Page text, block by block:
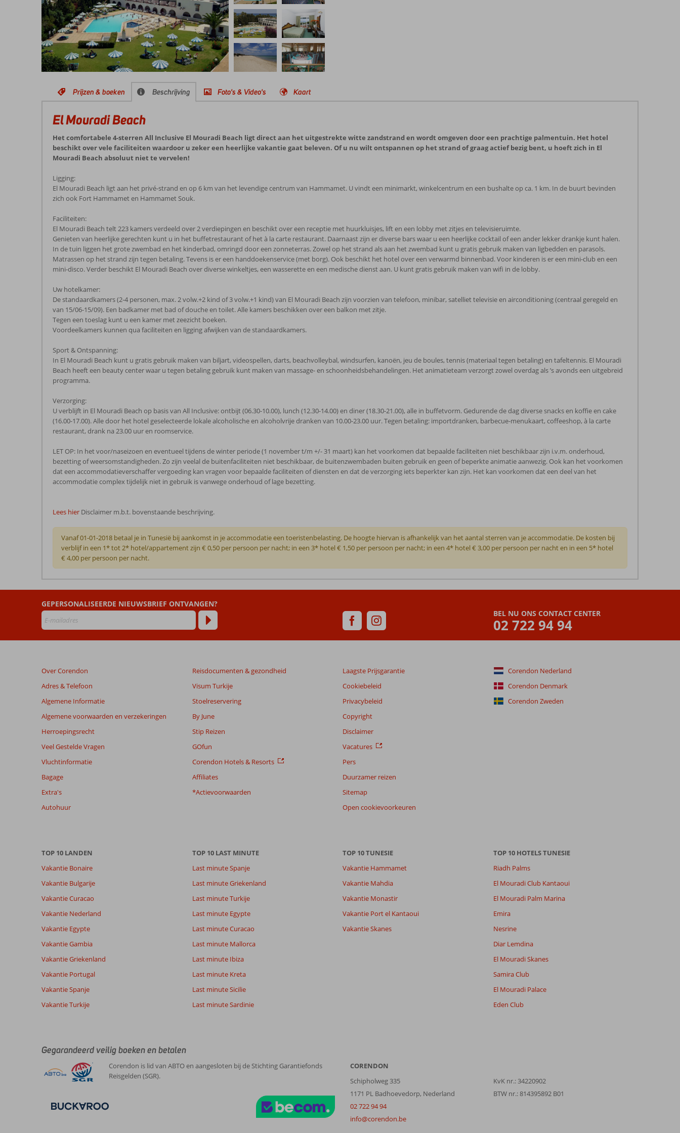
Prijzen & boeken Beschrijving Foto's & Video's Kaart
El Mouradi Beach
Het comfortabele 4-sterren All Inclusive El Mouradi Beach ligt direct aan het uitgestrekte witte zandstrand en wordt omgeven door een prachtige palmentuin. Het hotel
beschikt over vele faciliteiten waardoor u zeker een heerlijke vakantie gaat beleven. Of u nu wilt ontspannen op het strand of graag actief bezig bent, u hoeft zich in El
Mouradi Beach absoluut niet te vervelen!
Ligging:
El Mouradi Beach ligt aan het privé-strand en op 6 km van het levendige centrum van Hammamet. U vindt een minimarkt, winkelcentrum en een bushalte op ca. 1 km. In de buurt bevinden
zich ook Fort Hammamet en Hammamet Souk.
Faciliteiten:
El Mouradi Beach telt 223 kamers verdeeld over 2 verdiepingen en beschikt over een receptie met huurkluisjes, lift en een lobby met zitjes en televisieruimte.
Genieten van heerlijke gerechten kunt u in het buffetrestaurant of het à la carte restaurant. Daarnaast zijn er diverse bars waar u een heerlijke cocktail of een ander lekker drankje kunt halen.
In de tuin liggen het grote zwembad en het kinderbad, omringd door een zonneterras. Zowel op het strand als aan het zwembad kunt u gratis gebruik maken van ligbedden en parasols.
Matrassen op het strand zijn tegen betaling. Tevens is er een handdoekenservice (met borg). Ook beschikt het hotel over een verwarmd binnenbad. Voor kinderen is er een mini-club en een
mini-disco. Verder beschikt El Mouradi Beach over diverse winkeltjes, een wasserette en een medische dienst aan. U kunt gratis gebruik maken van wifi in de lobby.
Uw hotelkamer:
De standaardkamers (2-4 personen, max. 2 volw.+2 kind of 3 volw.+1 kind) van El Mouradi Beach zijn voorzien van telefoon, minibar, satelliet televisie en airconditioning (centraal geregeld en
van 15/06-15/09). Een badkamer met bad of douche en toilet. Alle kamers beschikken over een balkon met zitje.
Tegen een toeslag kunt u een kamer met zeezicht boeken.
Voordeelkamers kunnen qua faciliteiten en ligging afwijken van de standaardkamers.
Sport & Ontspanning:
In El Mouradi Beach kunt u gratis gebruik maken van biljart, videospellen, darts, beachvolleybal, windsurfen, kanoën, jeu de boules, tennis (materiaal tegen betaling) en tafeltennis. El Mouradi
Beach heeft een beauty center waar u tegen betaling gebruik kunt maken van massage- en schoonheidsbehandelingen. Het animatieteam verzorgt zowel overdag als ’s avonds een uitgebreid
programma.
Verzorging:
U verblijft in El Mouradi Beach op basis van All Inclusive: ontbijt (06.30-10.00), lunch (12.30-14.00) en diner (18.30-21.00), alle in buffetvorm. Gedurende de dag diverse snacks en koffie en cake
(16.00-17.00). Alle door het hotel geselecteerde lokale alcoholische en alcoholvrije dranken van 10.00-23.00 uur. Tegen betaling: importdranken, barbecue-menukaart, coffeeshop, à la carte
restaurant, drank na 23.00 uur en roomservice.
LET OP: In het voor/naseizoen en eventueel tijdens de winter periode (1 november t/m +/- 31 maart) kan het voorkomen dat bepaalde faciliteiten niet beschikbaar zijn i.v.m. onderhoud,
bezetting of weersomstandigheden. Zo zijn veelal de buitenfaciliteiten niet beschikbaar, de buitenzwembaden buiten gebruik en geen of beperkte animatie aanwezig. Ook kan het voorkomen
dat een accommodatieverschaffer vergoeding kan vragen voor bepaalde faciliteiten of diensten en dat de verzorging iets beperkter kan zijn. Het kan voorkomen dat een deel van het
accommodatie complex tijdelijk niet in gebruik is vanwege onderhoud of lage bezetting.
Lees hier Disclaimer m.b.t. bovenstaande beschrijving.
Vanaf 01-01-2018 betaal je in Tunesië bij aankomst in je accommodatie een toeristenbelasting. De hoogte hiervan is afhankelijk van het aantal sterren van je accommodatie. De kosten bij
verblijf in een 1* tot 2* hotel/appartement zijn € 0,50 per persoon per nacht; in een 3* hotel € 1,50 per persoon per nacht; in een 4* hotel € 3,00 per persoon per nacht en in een 5* hotel
€ 4,00 per persoon per nacht.
door
klanten
in
El
Beach
Beoordelingen
ouder
zijn
de
van
de
beoordelingen
te
Meer
info
onze
beoordelingen.
BEL NU ONS CONTACT CENTER
02 722 94 94
GEPERSONALISEERDE NIEUWSBRIEF ONTVANGEN?
Over Corendon
Adres & Telefoon
Algemene Informatie
Algemene voorwaarden en verzekeringen
Herroepingsrecht
Veel Gestelde Vragen
Vluchtinformatie
Bagage
Extra's
Autohuur
Reisdocumenten & gezondheid
Visum Turkije
Stoelreservering
By June
Stip Reizen
GOfun
Corendon Hotels & Resorts
Affiliates
*Actievoorwaarden
Laagste Prijsgarantie
Cookiebeleid
Privacybeleid
Copyright
Disclaimer
Vacatures
Pers
Duurzamer reizen
Sitemap
Open cookievoorkeuren
Corendon Nederland
Corendon Denmark
Corendon Zweden
TOP 10 LANDEN
Vakantie Bonaire
Vakantie Bulgarije
Vakantie Curacao
Vakantie Nederland
Vakantie Egypte
Vakantie Gambia
Vakantie Griekenland
Vakantie Portugal
Vakantie Spanje
Vakantie Turkije
TOP 10 LAST MINUTE
Last minute Spanje
Last minute Griekenland
Last minute Turkije
Last minute Egypte
Last minute Curacao
Last minute Mallorca
Last minute Ibiza
Last minute Kreta
Last minute Sicilie
Last minute Sardinie
TOP 10 TUNESIE
Vakantie Hammamet
Vakantie Mahdia
Vakantie Monastir
Vakantie Port el Kantaoui
Vakantie Skanes
TOP 10 HOTELS TUNESIE
Riadh Palms
El Mouradi Club Kantaoui
El Mouradi Palm Marina
Emira
Nesrine
Diar Lemdina
El Mouradi Skanes
Samira Club
El Mouradi Palace
Eden Club
Gegarandeerd veilig boeken en betalen
Corendon is lid van ABTO en aangesloten bij de Stichting Garantiefonds
Reisgelden (SGR).
CORENDON
Schipholweg 335
1171 PL Badhoevedorp, Nederland
02 722 94 94
info@corendon.be
KvK nr.: 34220902
BTW nr.: 814395892 B01